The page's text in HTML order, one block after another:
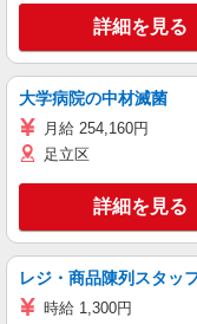
詳細を見る
大学病院の中材滅菌
月給 254,160円
足立区
詳細を見る
レジ・商品陳列スタッ
時給 1,300円